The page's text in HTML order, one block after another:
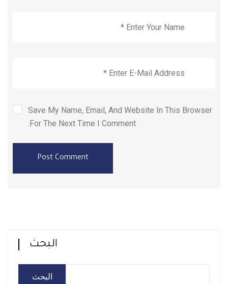
Save My Name, Email, And Website In This Browser
For The Next Time I Comment.
Post Comment
البحث
البحث